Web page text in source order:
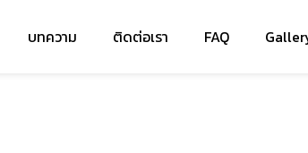
บทความ ติดต่อเรา FAQ